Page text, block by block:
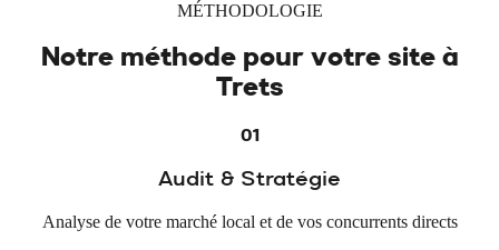
MÉTHODOLOGIE
Notre méthode pour votre site à
Trets
01
Audit & Stratégie
Analyse de votre marché local et de vos concurrents directs